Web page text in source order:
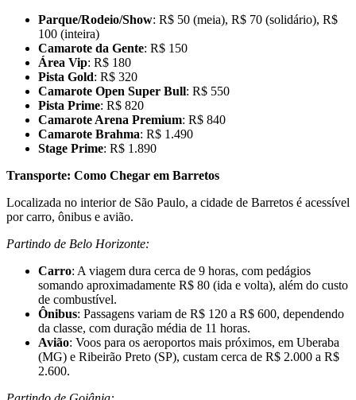
Parque/Rodeio/Show: R$ 50 (meia), R$ 70 (solidário), R$
100 (inteira)
Camarote da Gente: R$ 150
Área Vip: R$ 180
Pista Gold: R$ 320
Camarote Open Super Bull: R$ 550
Pista Prime: R$ 820
Camarote Arena Premium: R$ 840
Camarote Brahma: R$ 1.490
Stage Prime: R$ 1.890
Transporte: Como Chegar em Barretos
Localizada no interior de São Paulo, a cidade de Barretos é acessível
por carro, ônibus e avião.
Partindo de Belo Horizonte:
Carro: A viagem dura cerca de 9 horas, com pedágios
somando aproximadamente R$ 80 (ida e volta), além do custo
de combustível.
Ônibus: Passagens variam de R$ 120 a R$ 600, dependendo
da classe, com duração média de 11 horas.
Avião: Voos para os aeroportos mais próximos, em Uberaba
(MG) e Ribeirão Preto (SP), custam cerca de R$ 2.000 a R$
2.600.